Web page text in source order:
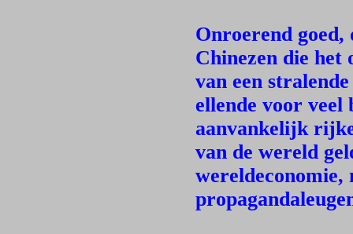
Onroerend goed,
Chinezen die het
van een
ellende voor
aanvankelijk rijke
van de wereld
wereldeconomie,